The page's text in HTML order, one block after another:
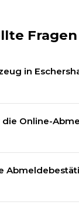
Fragen
in
vollständig
die Online-
mit sichtbaren